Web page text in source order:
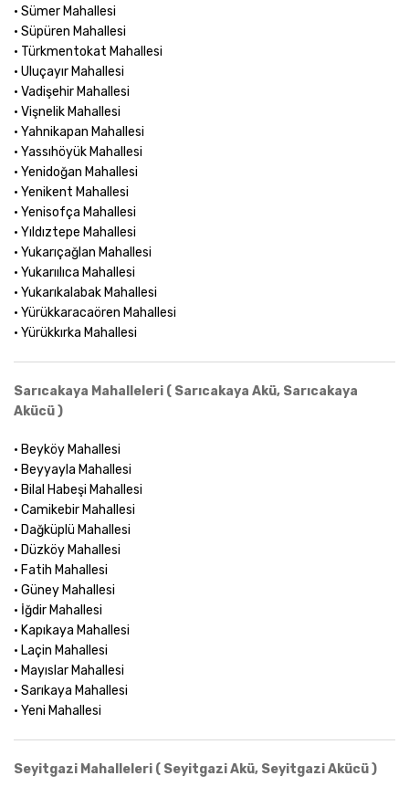
• Sümer Mahallesi
• Süpüren Mahallesi
• Türkmentokat Mahallesi
• Uluçayır Mahallesi
• Vadişehir Mahallesi
• Vişnelik Mahallesi
• Yahnikapan Mahallesi
• Yassıhöyük Mahallesi
• Yenidoğan Mahallesi
• Yenikent Mahallesi
• Yenisofça Mahallesi
• Yıldıztepe Mahallesi
• Yukarıçağlan Mahallesi
• Yukarıılıca Mahallesi
• Yukarıkalabak Mahallesi
• Yürükkaracaören Mahallesi
• Yürükkırka Mahallesi
Sarıcakaya Mahalleleri ( Sarıcakaya Akü, Sarıcakaya
Akücü )
• Beyköy Mahallesi
• Beyyayla Mahallesi
• Bilal Habeşi Mahallesi
• Camikebir Mahallesi
• Dağküplü Mahallesi
• Düzköy Mahallesi
• Fatih Mahallesi
• Güney Mahallesi
• İğdir Mahallesi
• Kapıkaya Mahallesi
• Laçin Mahallesi
• Mayıslar Mahallesi
• Sarıkaya Mahallesi
• Yeni Mahallesi
Seyitgazi Mahalleleri ( Seyitgazi Akü, Seyitgazi Akücü )